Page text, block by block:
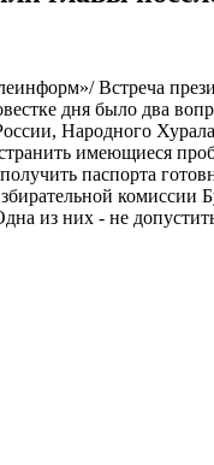
Встреча
дня было два
Народного
имеющиеся
паспорта
из них - не